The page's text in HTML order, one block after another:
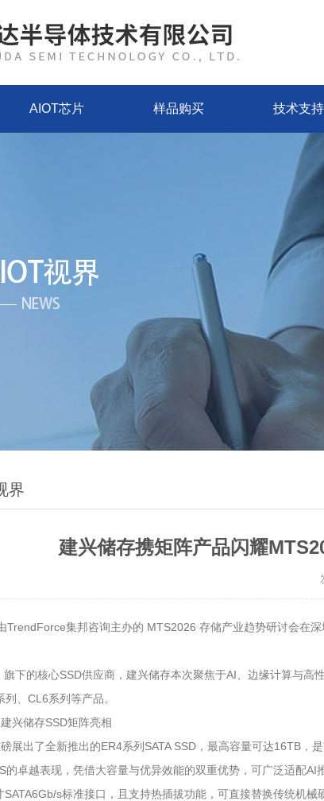
AIOT芯片 样品购买 技术支持
界
建兴储存携矩阵产品闪耀
TrendForce集邦咨询主办的 MTS2026 存储产业趋势研讨会在
下的核心SSD供应商，建兴储存本次聚焦于AI、边缘计算与
、CL6系列等产品。
兴储存SSD矩阵亮相
展出了全新推出的ER4系列SATA SSD，最高容量可达16TB
的卓越表现，凭借大容量与优异效能的双重优势，可广泛适配AI
s标准接口，且支持热插拔功能，可直接替换传统机